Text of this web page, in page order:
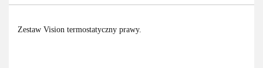
Zestaw Vision termostatyczny prawy.